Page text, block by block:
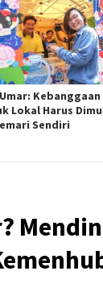
Lokal Harus
Sendiri